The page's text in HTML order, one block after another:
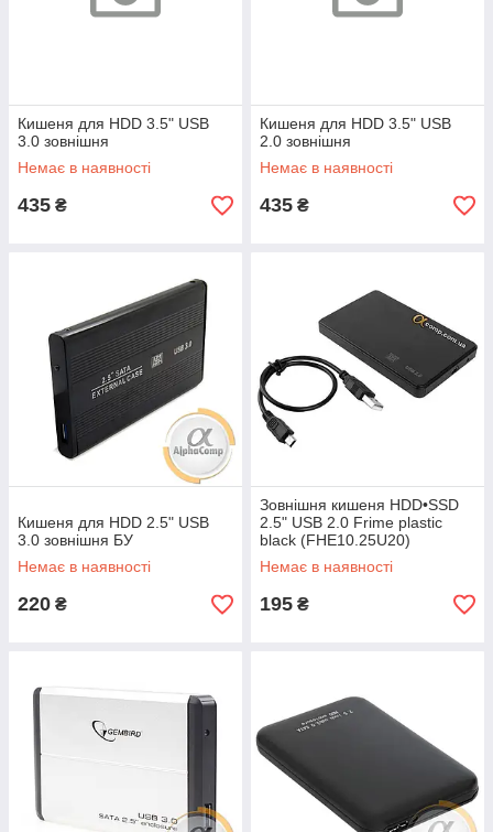
Кишеня для HDD 3.5" USB
3.0 зовнішня
Немає в наявності
435 ₴
Кишеня для HDD 3.5" USB
2.0 зовнішня
Немає в наявності
435 ₴
Кишеня для HDD 2.5" USB
3.0 зовнішня БУ
Немає в наявності
220 ₴
Зовнішня кишеня HDD•SSD
2.5" USB 2.0 Frime plastic
black (FHE10.25U20)
Немає в наявності
195 ₴